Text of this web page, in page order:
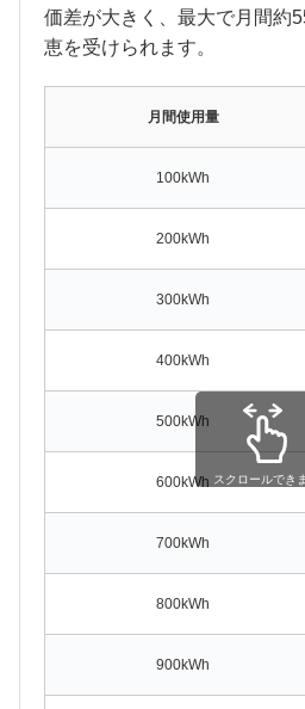
価差が大きく、最大で月間約
恵を受けられます。
月間使用量
100kWh
200kWh
300kWh
400kWh
500kWh
600kWh
700kWh
800kWh
900kWh
スクロールでき